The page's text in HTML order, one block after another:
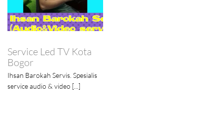
Service Led TV Kota
Bogor
Ihsan Barokah Servis. Spesialis
service audio & video [...]